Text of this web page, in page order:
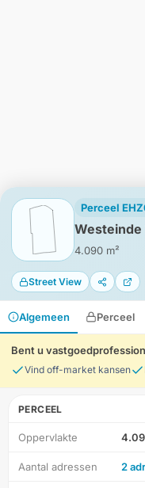
Perceel
Westeinde
4.090 m²
Street View
Algemeen Perceel
Bent u
Vind off-market kansen
PERCEEL
Oppervlakte
Aantal adressen 2